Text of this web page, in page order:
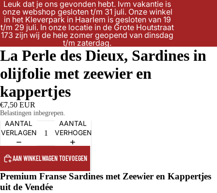
Leuk dat je ons gevonden hebt. Ivm vakantie is
onze webshop gesloten t/m 31 juli. Onze winkel
in het Kleverpark in Haarlem is gesloten van 19
t/m 29 juli. In onze locatie in de Grote Houtstraat
173 zijn wij de hele zomer geopend van dinsdag
t/m zaterdag.
La Perle des Dieux, Sardines in
olijfolie met zeewier en
kappertjes
€7,50 EUR
Belastingen inbegrepen.
AANTAL
VERLAGEN
AANTAL
VERHOGEN
AAN WINKELWAGEN TOEVOEGEN
Premium Franse Sardines met Zeewier en Kappertjes
uit de Vendée